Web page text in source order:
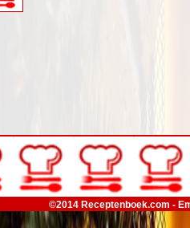
©2014 Receptenboek.com -